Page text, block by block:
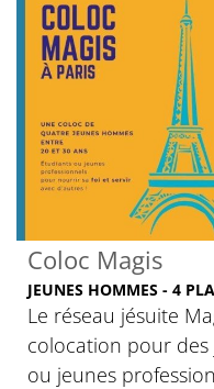
Coloc Magis
JEUNES HOMMES - 4
Le réseau jésuite
colocation pour
ou jeunes